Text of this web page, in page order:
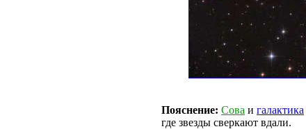
Пояснение: Сова и галактика
где звезды сверкают вдали.